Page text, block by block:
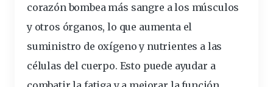
corazón bombea más sangre a los músculos
y otros órganos, lo que aumenta el
suministro de oxígeno y nutrientes a las
células del cuerpo. Esto puede ayudar a